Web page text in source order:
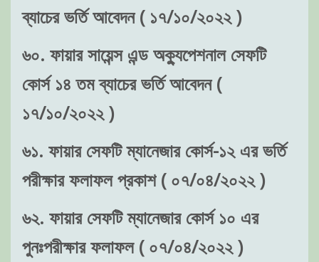
ব্যাচের ভর্তি আবেদন ( ১৭/১০/২০২২ )
৬০. ফায়ার সায়েন্স এন্ড অক্যুপেশনাল সেফটি
কোর্স ১৪ তম ব্যাচের ভর্তি আবেদন (
১৭/১০/২০২২ )
৬১. ফায়ার সেফটি ম্যানেজার কোর্স-১২ এর ভর্তি
পরীক্ষার ফলাফল প্রকাশ ( ০৭/০৪/২০২২ )
৬২. ফায়ার সেফটি ম্যানেজার কোর্স ১০ এর
পুনঃপরীক্ষার ফলাফল ( ০৭/০৪/২০২২ )